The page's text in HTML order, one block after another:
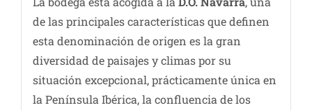
de las principales características que definen
esta denominación de origen es la gran
diversidad de paisajes y climas por su
situación excepcional, prácticamente única en
la Península Ibérica, la confluencia de los